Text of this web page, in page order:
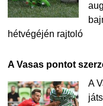
hétvégéjén rajtoló
A Vasas pontot
A